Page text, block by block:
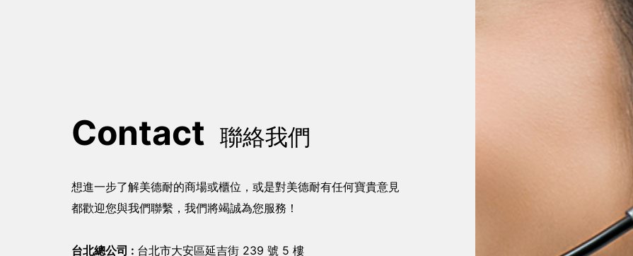
Contact 聯絡我們
想進一步了解美德耐的商場或櫃位，或是對美德耐有任何寶貴意見
都歡迎您與我們聯繫，我們將竭誠為您服務！
台北總公司 : 台北市大安區延吉街 239 號 5 樓